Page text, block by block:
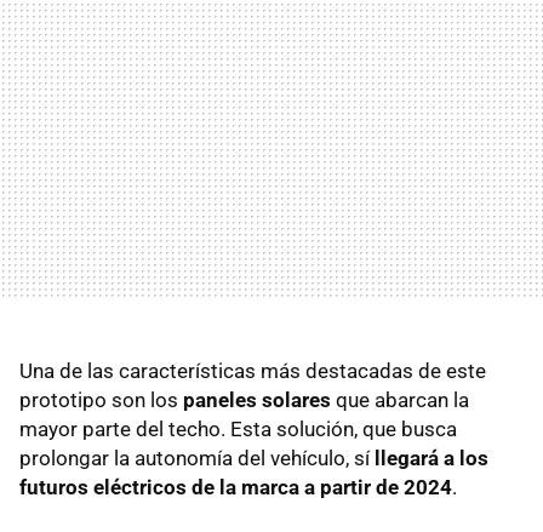
Una de las características más destacadas de este
prototipo son los paneles solares que abarcan la
mayor parte del techo. Esta solución, que busca
prolongar la autonomía del vehículo, sí llegará a los
futuros eléctricos de la marca a partir de 2024.